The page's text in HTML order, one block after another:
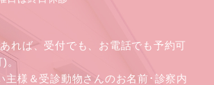
れば、受付でも、お電話でも予約可
)。
主様＆受診動物さんのお名前･診察内